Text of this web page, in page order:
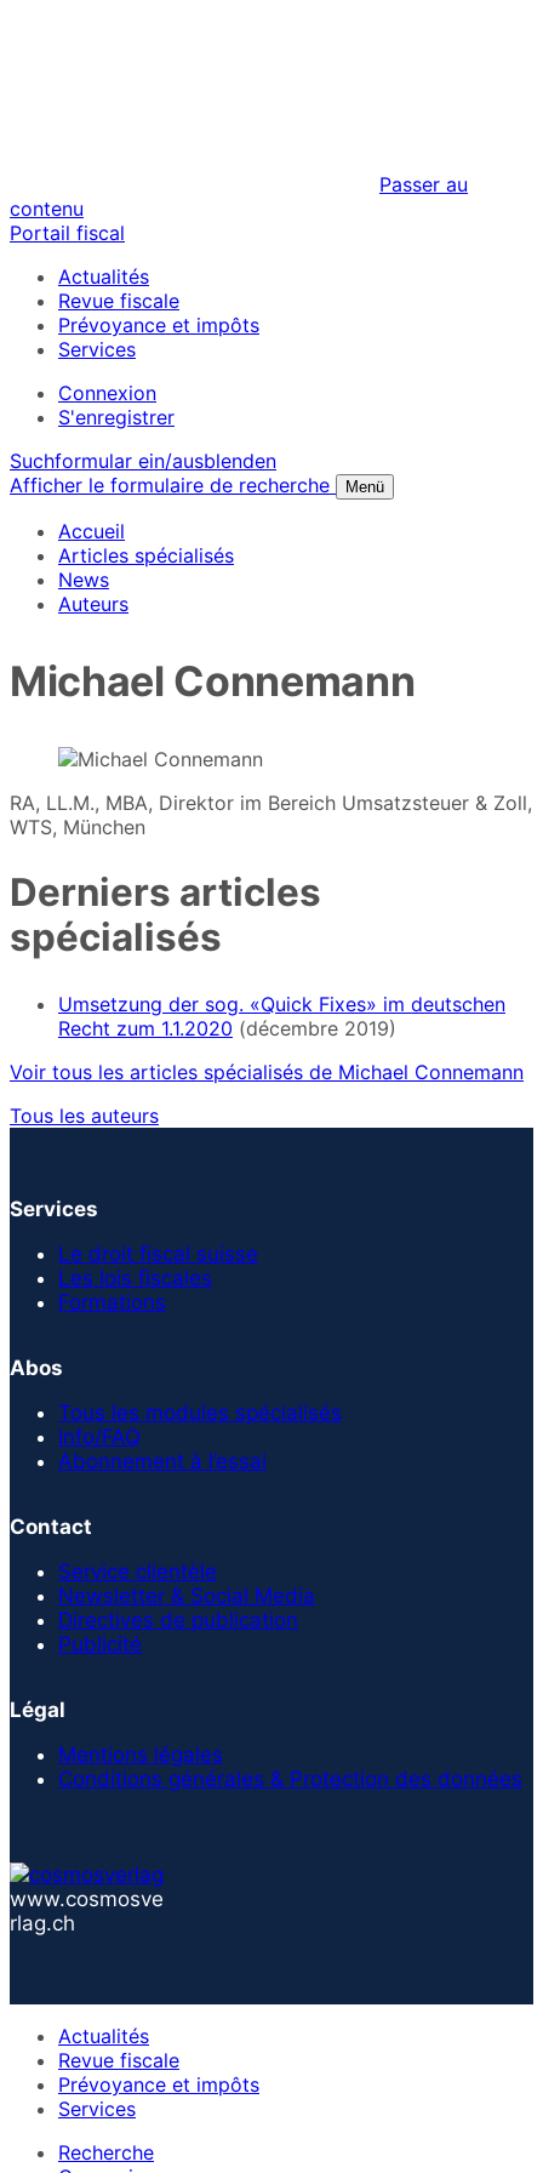
Passer au
contenu
Portail fiscal
Actualités
Revue fiscale
Prévoyance et impôts
Services
Connexion
S'enregistrer
Suchformular ein/ausblenden
Afficher le formulaire de recherche
Menü
Accueil
Articles spécialisés
News
Auteurs
Michael Connemann
RA, LL.M., MBA, Direktor im Bereich Umsatzsteuer & Zoll,
WTS, München
Derniers articles
spécialisés
Umsetzung der sog. «Quick Fixes» im deutschen
Recht zum 1.1.2020 (décembre 2019)
Voir tous les articles spécialisés de Michael Connemann
Tous les auteurs
Services
Le droit fiscal suisse
Les lois fiscales
Formations
Abos
Tous les modules spécialisés
Info/FAQ
Abonnement à l’essai
Contact
Service clientèle
Newsletter & Social Media
Directives de publication
Publicité
Légal
Mentions légales
Conditions générales & Protection des données
www.cosmosve
rlag.ch
Actualités
Revue fiscale
Prévoyance et impôts
Services
Recherche